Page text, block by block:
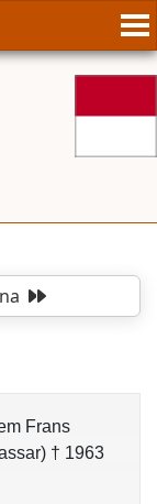
Frans
† 1963